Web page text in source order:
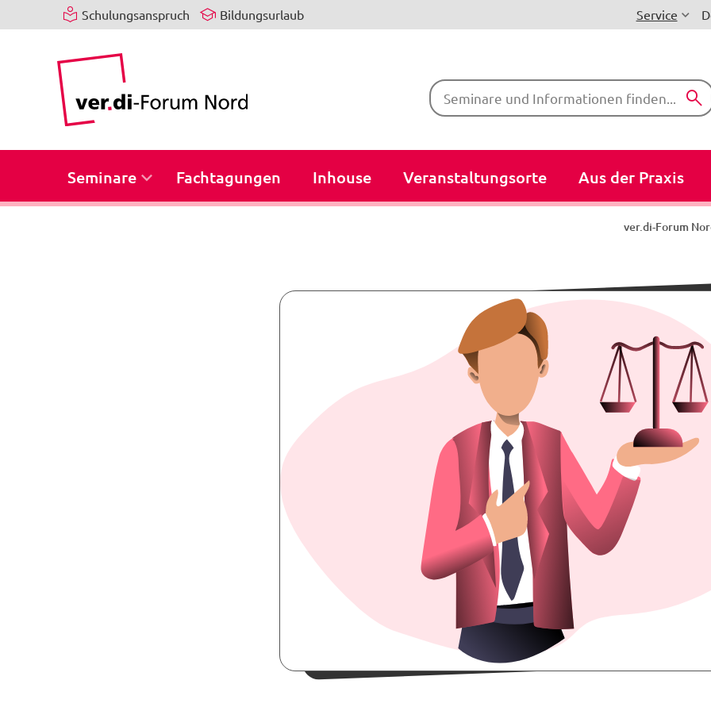
Schulungsanspruch Bildungsurlaub Service
Suchbegriffe
Seminare Fachtagungen Inhouse Veranstaltungsorte Aus der Praxis
ver.di-Forum